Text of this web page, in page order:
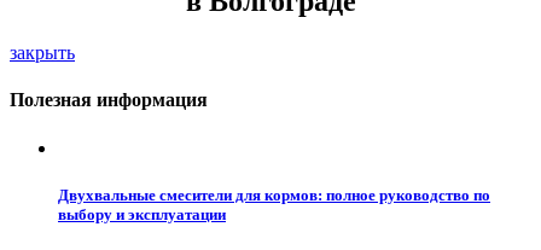
закрыть
Полезная информация
Двухвальные смесители для кормов: полное руководство по
выбору и эксплуатации